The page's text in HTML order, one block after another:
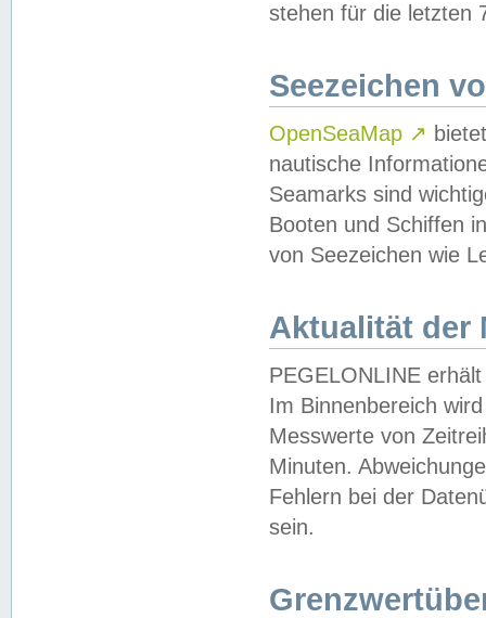
stehen für die letzten
Seezeichen
OpenSeaMap ↗
nautische
Seamarks sind
Booten und Schiffen
von Seezeichen wie
Aktualität der
PEGELONLINE
Im Binnenbereich
Messwerte von
Minuten.
Fehlern bei der
sein.